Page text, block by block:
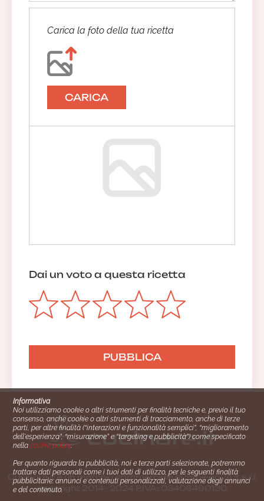
Carica la foto della tua ricetta
CARICA
Dai un voto a questa ricetta
Cucinare.it è un marchio commerciale di Impiego24.it s.r.l.
copyright 2014 - 2024 P.IVA: 03406490130
Informativa
Noi utilizziamo cookie o altri strumenti per finalità tecniche e, previo il tuo
consenso, anche cookie o altri strumenti di tracciamento, anche di terze
parti, per altre finalità (“interazioni e funzionalità semplici”, “miglioramento
dell'esperienza”, “misurazione” e “targeting e pubblicità”) come specificato
nellacookie policy.
Per quanto riguarda la pubblicità, noi e terze parti selezionate, potremmo
trattare dati personali come i tuoi dati di utilizzo, per le seguenti finalità
pubblicitarie: annunci e contenuti personalizzati, valutazione degli annunci
e del contenuto.